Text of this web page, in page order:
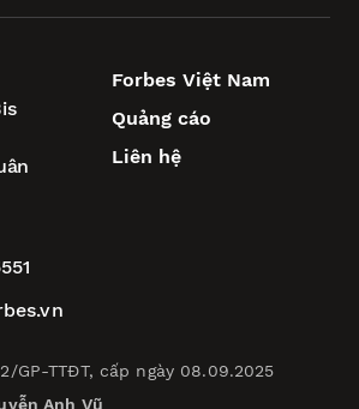
Forbes Việt Nam
Quảng cáo
Liên hệ
GP-TTĐT, cấp ngày 08.09.2025
Anh Vũ